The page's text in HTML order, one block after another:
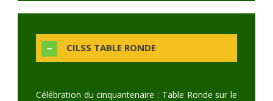
CILSS TABLE RONDE
Célébration du cinquantenaire : Table Ronde sur le